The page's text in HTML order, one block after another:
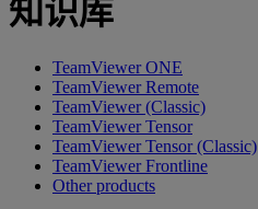
知识库
TeamViewer ONE
TeamViewer Remote
TeamViewer (Classic)
TeamViewer Tensor
TeamViewer Tensor (Classic)
TeamViewer Frontline
Other products